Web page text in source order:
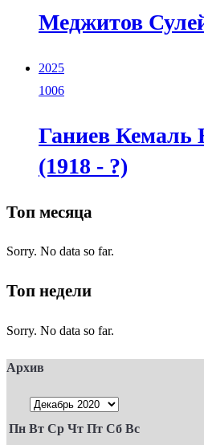
Меджитов
2025
1006
Ганиев Кемаль
(1918 - ?)
Топ месяца
Sorry. No data so far.
Топ недели
Sorry. No data so far.
Архив
Пн Вт Ср Чт Пт Сб Вс